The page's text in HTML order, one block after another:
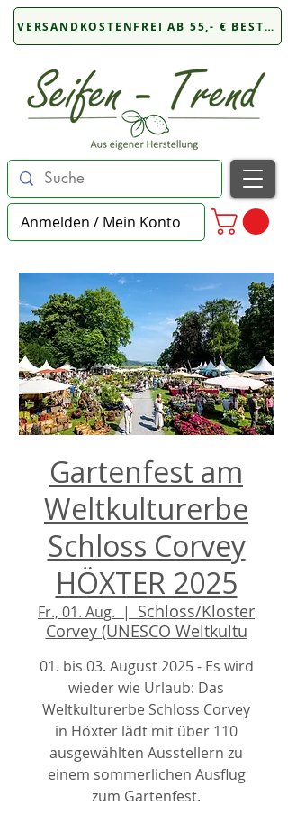
VERSANDKOSTENFREI AB 55,- € BESTELLWERT
Anmelden / Mein Konto
Gartenfest am
Weltkulturerbe
Schloss Corvey
HÖXTER 2025
Fr., 01. Aug.
  |
Schloss/Kloster
Corvey (UNESCO Weltkultu
01. bis 03. August 2025 - Es wird
wieder wie Urlaub: Das
Weltkulturerbe Schloss Corvey
in Höxter lädt mit über 110
ausgewählten Ausstellern zu
einem sommerlichen Ausflug
zum Gartenfest.